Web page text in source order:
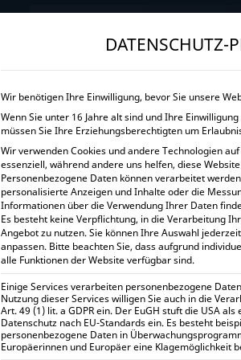
START UNTERNEHMEN
1.326,75€
1.578,83€
Victron
Lieferzeit:1-
DATENSCHUTZ-
Wir benötigen Ihre Einwilligung, bevor Sie unsere
Wenn Sie unter 16 Jahre alt sind und Ihre
müssen Sie Ihre Erziehungsberechtigten um
Wir verwenden Cookies und andere Technologien
essenziell, während andere uns helfen, diese
Personenbezogene Daten können verarbeitet
personalisierte Anzeigen und Inhalte oder die
Informationen über die Verwendung Ihrer Daten
Es besteht keine Verpflichtung, in die Verarbeitung
Angebot zu nutzen.Sie können Ihre Auswahl
anpassen. Bitte beachten Sie, dass aufgrund
alle Funktionen der Website verfügbar sind.
Einige Services verarbeiten personenbezogene
Nutzung dieser Services willigen Sie auch in die
Art. 49 (1) lit. a GDPR ein. Der EuGH stuft die USA
Datenschutz nach EU-Standards ein. Es besteht
personenbezogene Daten in
Europäerinnen und Europäer eine Klagemöglichkeit